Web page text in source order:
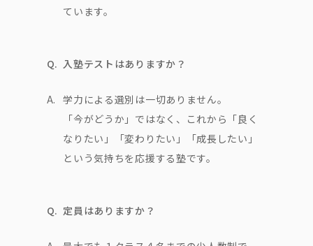
ています。
Q. 入塾テストはありますか？
A.
学力による選別は一切ありません。
「今がどうか」ではなく、これから「良く
なりたい」「変わりたい」「成長したい」
という気持ちを応援する塾です。
Q. 定員はありますか？